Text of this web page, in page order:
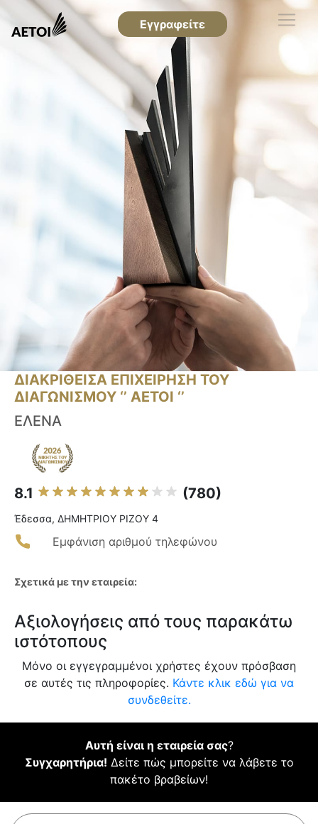
Εγγραφείτε
ΔΙΑΚΡΙΘΕΙΣΑ ΕΠΙΧΕΙΡΗΣΗ ΤΟΥ
ΔΙΑΓΩΝΙΣΜΟΥ ‘’ ΑΕΤΟΙ ‘’
ΕΛΕΝΑ
8.1 (780)
Έδεσσα, ΔΗΜΗΤΡΙΟΥ ΡΙΖΟΥ 4
Εμφάνιση αριθμού τηλεφώνου
Σχετικά με την εταιρεία:
Αξιολογήσεις από τους παρακάτω
ιστότοπους
Μόνο οι εγγεγραμμένοι χρήστες έχουν πρόσβαση
σε αυτές τις πληροφορίες. Κάντε κλικ εδώ για να
συνδεθείτε.
Αυτή είναι η εταιρεία σας?
Συγχαρητήρια! Δείτε πώς μπορείτε να λάβετε το
πακέτο βραβείων!